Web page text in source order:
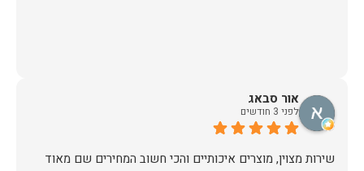
אור סבאג
לפני 3 חודשים
שירות מצוין, מוצרים איכותיים והכי חשוב המחירים שם מאוד